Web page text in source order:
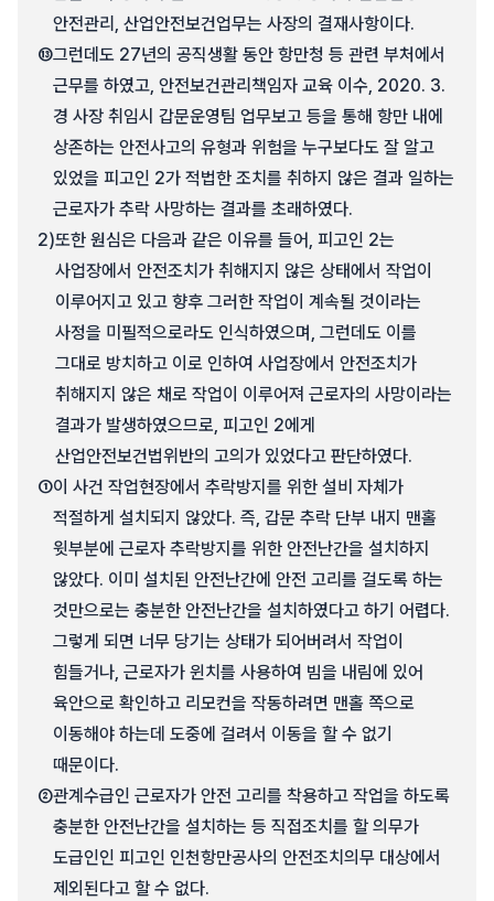
안전관리, 산업안전보건업무는 사장의 결재사항이다.
⑬그런데도 27년의 공직생활 동안 항만청 등 관련 부처에서
근무를 하였고, 안전보건관리책임자 교육 이수, 2020. 3.
경 사장 취임시 갑문운영팀 업무보고 등을 통해 항만 내에
상존하는 안전사고의 유형과 위험을 누구보다도 잘 알고
있었을 피고인 2가 적법한 조치를 취하지 않은 결과 일하는
근로자가 추락 사망하는 결과를 초래하였다.
2)또한 원심은 다음과 같은 이유를 들어, 피고인 2는
사업장에서 안전조치가 취해지지 않은 상태에서 작업이
이루어지고 있고 향후 그러한 작업이 계속될 것이라는
사정을 미필적으로라도 인식하였으며, 그런데도 이를
그대로 방치하고 이로 인하여 사업장에서 안전조치가
취해지지 않은 채로 작업이 이루어져 근로자의 사망이라는
결과가 발생하였으므로, 피고인 2에게
산업안전보건법위반의 고의가 있었다고 판단하였다.
①이 사건 작업현장에서 추락방지를 위한 설비 자체가
적절하게 설치되지 않았다. 즉, 갑문 추락 단부 내지 맨홀
윗부분에 근로자 추락방지를 위한 안전난간을 설치하지
않았다. 이미 설치된 안전난간에 안전 고리를 걸도록 하는
것만으로는 충분한 안전난간을 설치하였다고 하기 어렵다.
그렇게 되면 너무 당기는 상태가 되어버려서 작업이
힘들거나, 근로자가 윈치를 사용하여 빔을 내림에 있어
육안으로 확인하고 리모컨을 작동하려면 맨홀 쪽으로
이동해야 하는데 도중에 걸려서 이동을 할 수 없기
때문이다.
②관계수급인 근로자가 안전 고리를 착용하고 작업을 하도록
충분한 안전난간을 설치하는 등 직접조치를 할 의무가
도급인인 피고인 인천항만공사의 안전조치의무 대상에서
제외된다고 할 수 없다.